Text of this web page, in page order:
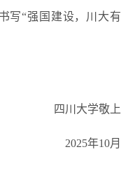
写“强国建设，川大有
四川大学敬上
2025年10月